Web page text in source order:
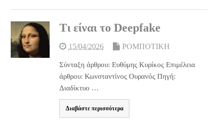
Τι είναι το Deepfake
15/04/2026 ΡΟΜΠΟΤΙΚΗ
Σύνταξη άρθρου: Ευθύμης Κυρίκος Επιμέλεια
άρθρου: Κωνσταντίνος Ουρανός Πηγή:
Διαδίκτυο …
Διαβάστε περισσότερα